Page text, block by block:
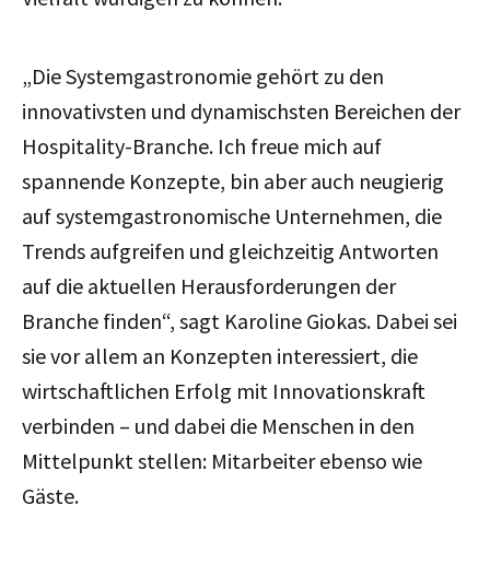
„Die Systemgastronomie gehört zu den
innovativsten und dynamischsten Bereichen der
Hospitality-Branche. Ich freue mich auf
spannende Konzepte, bin aber auch neugierig
auf systemgastronomische Unternehmen, die
Trends aufgreifen und gleichzeitig Antworten
auf die aktuellen Herausforderungen der
Branche finden“, sagt Karoline Giokas. Dabei sei
sie vor allem an Konzepten interessiert, die
wirtschaftlichen Erfolg mit Innovationskraft
verbinden – und dabei die Menschen in den
Mittelpunkt stellen: Mitarbeiter ebenso wie
Gäste.